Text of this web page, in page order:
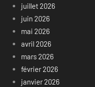
juillet 2026
juin 2026
mai 2026
avril 2026
mars 2026
février 2026
janvier 2026